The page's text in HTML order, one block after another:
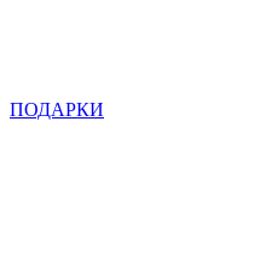
ПОДАРКИ